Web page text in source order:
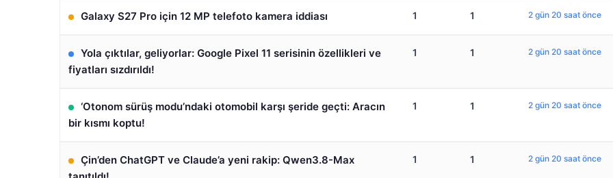
Galaxy S27 Pro için 12 MP telefoto kamera iddiası 1 1 2 gün 20 saat önce
Yola çıktılar, geliyorlar: Google Pixel 11 serisinin özellikleri ve
fiyatları sızdırıldı!
1 1 2 gün 20 saat önce
‘Otonom sürüş modu’ndaki otomobil karşı şeride geçti: Aracın
bir kısmı koptu!
1 1 2 gün 20 saat önce
Çin’den ChatGPT ve Claude’a yeni rakip: Qwen3.8-Max
1 1 2 gün 20 saat önce